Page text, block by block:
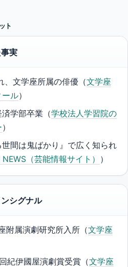
ト
実
、文学座所属の俳優（文学座
ール）
学部卒業（学校法人学習院の
）
間は鬼ばかり』で広く知られ
NEWS（芸能情報サイト） ）
シグナル
附属演劇研究所入所（文学座
紀伊國屋演劇賞受賞（文学座